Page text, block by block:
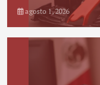
agosto 1, 2026